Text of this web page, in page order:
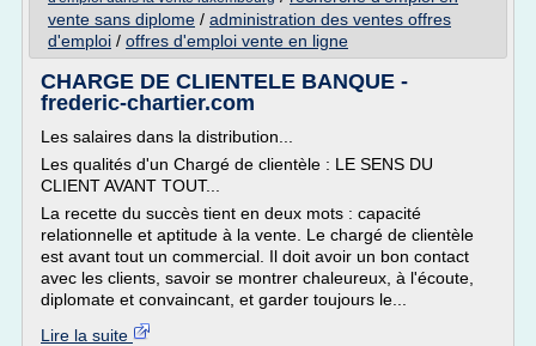
vente sans diplome / administration des ventes offres
d'emploi / offres d'emploi vente en ligne
CHARGE DE CLIENTELE BANQUE -
frederic-chartier.com
Les salaires dans la distribution...
Les qualités d'un Chargé de clientèle : LE SENS DU
CLIENT AVANT TOUT...
La recette du succès tient en deux mots : capacité
relationnelle et aptitude à la vente. Le chargé de clientèle
est avant tout un commercial. Il doit avoir un bon contact
avec les clients, savoir se montrer chaleureux, à l'écoute,
diplomate et convaincant, et garder toujours le...
Lire la suite